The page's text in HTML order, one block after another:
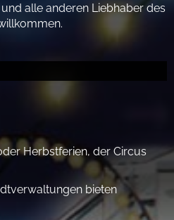
alle anderen Liebhaber des
Herbstferien, der Circus
bieten